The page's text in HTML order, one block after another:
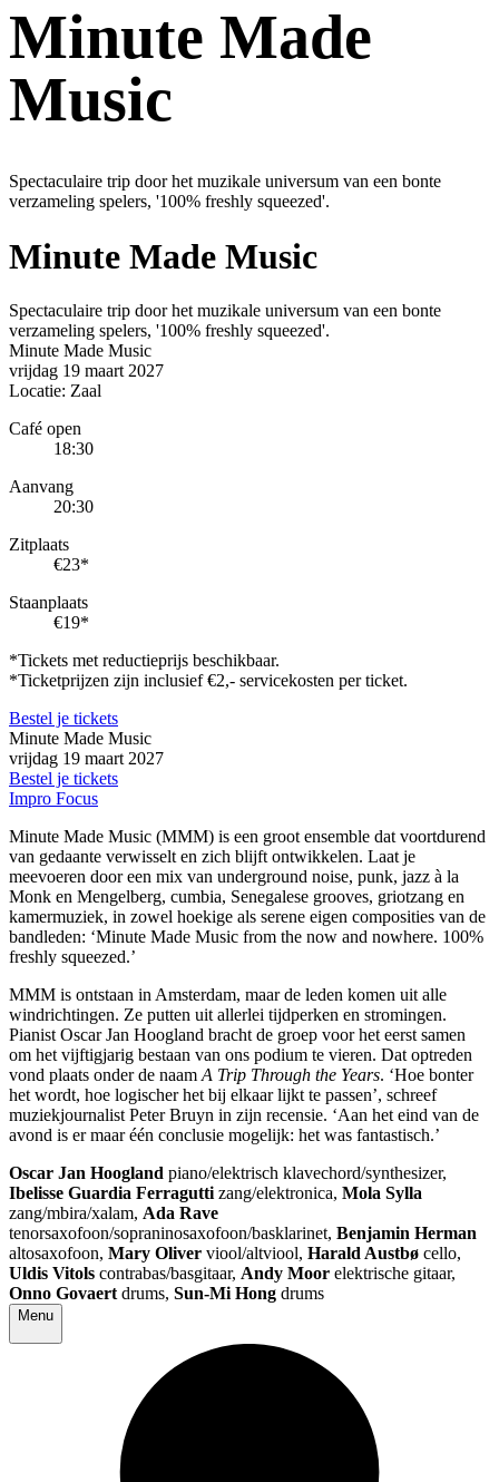
Minute Made
Music
Spectaculaire trip door het muzikale universum van een bonte
verzameling spelers, '100% freshly squeezed'.
Minute Made Music
Spectaculaire trip door het muzikale universum van een bonte
verzameling spelers, '100% freshly squeezed'.
Minute Made Music
vrijdag 19 maart 2027
Locatie: Zaal
Café open
18:30
Aanvang
20:30
Zitplaats
€23*
Staanplaats
€19*
*Tickets met reductieprijs beschikbaar.
*Ticketprijzen zijn inclusief €2,- servicekosten per ticket.
Bestel je tickets
Minute Made Music
vrijdag 19 maart 2027
Bestel je tickets
Impro Focus
Minute Made Music (MMM) is een groot ensemble dat voortdurend
van gedaante verwisselt en zich blijft ontwikkelen. Laat je
meevoeren door een mix van underground noise, punk, jazz à la
Monk en Mengelberg, cumbia, Senegalese grooves, griotzang en
kamermuziek, in zowel hoekige als serene eigen composities van de
bandleden: ‘Minute Made Music from the now and nowhere. 100%
freshly squeezed.’
MMM is ontstaan in Amsterdam, maar de leden komen uit alle
windrichtingen. Ze putten uit allerlei tijdperken en stromingen.
Pianist Oscar Jan Hoogland bracht de groep voor het eerst samen
om het vijftigjarig bestaan van ons podium te vieren. Dat optreden
vond plaats onder de naam A Trip Through the Years. ‘Hoe bonter
het wordt, hoe logischer het bij elkaar lijkt te passen’, schreef
muziekjournalist Peter Bruyn in zijn recensie. ‘Aan het eind van de
avond is er maar één conclusie mogelijk: het was fantastisch.’
Oscar Jan Hoogland piano/elektrisch klavechord/synthesizer,
Ibelisse Guardia Ferragutti zang/elektronica, Mola Sylla
zang/mbira/xalam, Ada Rave
tenorsaxofoon/sopraninosaxofoon/basklarinet, Benjamin Herman
altosaxofoon, Mary Oliver viool/altviool, Harald Austbø cello,
Uldis Vitols contrabas/basgitaar, Andy Moor elektrische gitaar,
Onno Govaert drums, Sun-Mi Hong drums
Menu